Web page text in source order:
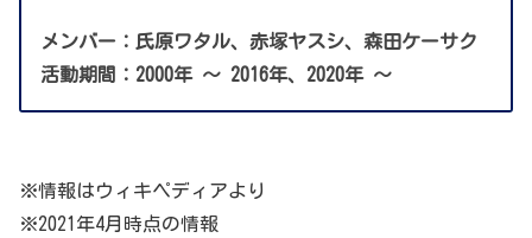
メンバー：氏原ワタル、赤塚ヤスシ、森田ケーサク
活動期間：2000年 〜 2016年、2020年 〜
※情報はウィキペディアより
※2021年4月時点の情報